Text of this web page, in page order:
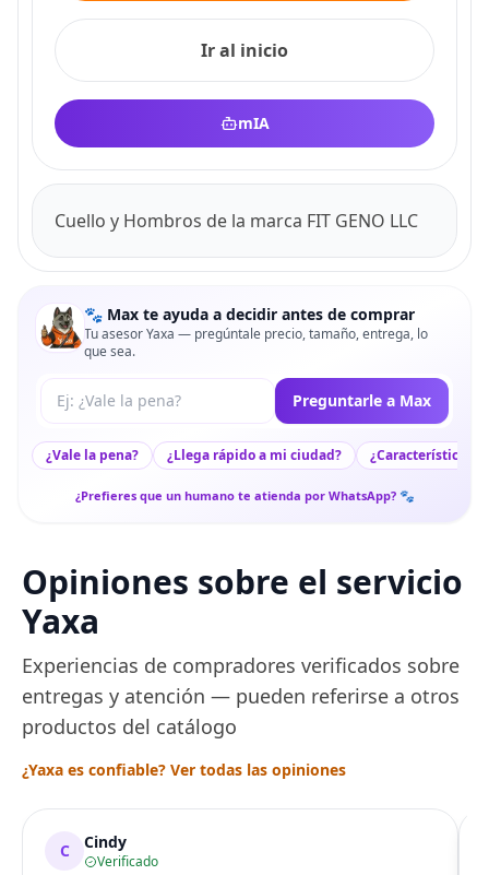
Ir al inicio
mIA
Cuello y Hombros de la marca FIT GENO LLC
🐾 Max te ayuda a decidir antes de comprar
Tu asesor Yaxa — pregúntale precio, tamaño, entrega, lo
que sea.
Tu pregunta a Max Preguntarle a Max
¿Vale la pena? ¿Llega rápido a mi ciudad? ¿Características
¿Prefieres que un humano te atienda por WhatsApp? 🐾
Opiniones sobre el servicio
Yaxa
Experiencias de compradores verificados sobre
entregas y atención — pueden referirse a otros
productos del catálogo
¿Yaxa es confiable? Ver todas las opiniones
C Cindy
Verificado